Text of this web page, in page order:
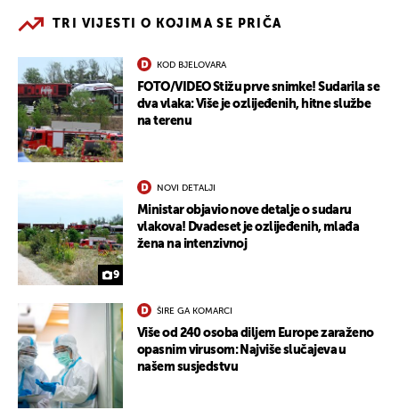
TRI VIJESTI O KOJIMA SE PRIČA
KOD BJELOVARA
FOTO/VIDEO Stižu prve snimke! Sudarila se
dva vlaka: Više je ozlijeđenih, hitne službe
na terenu
9
NOVI DETALJI
Ministar objavio nove detalje o sudaru
vlakova! Dvadeset je ozlijeđenih, mlađa
žena na intenzivnoj
ŠIRE GA KOMARCI
Više od 240 osoba diljem Europe zaraženo
opasnim virusom: Najviše slučajeva u
našem susjedstvu